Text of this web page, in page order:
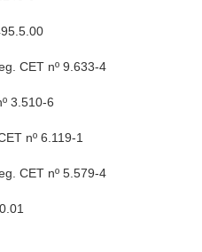
CET nº 9.633-4
3.510-6
nº 6.119-1
CET nº 5.579-4